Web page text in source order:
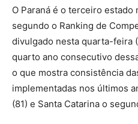
O Paraná é o terceiro
segundo o Ranking de
divulgado nesta quarta-feira
quarto ano consecutivo
o que mostra consistência
implementadas nos últimos
(81) e Santa Catarina o